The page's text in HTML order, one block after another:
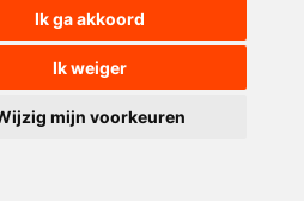
Ik ga akkoord
Ik weiger
mijn voorkeuren
was)